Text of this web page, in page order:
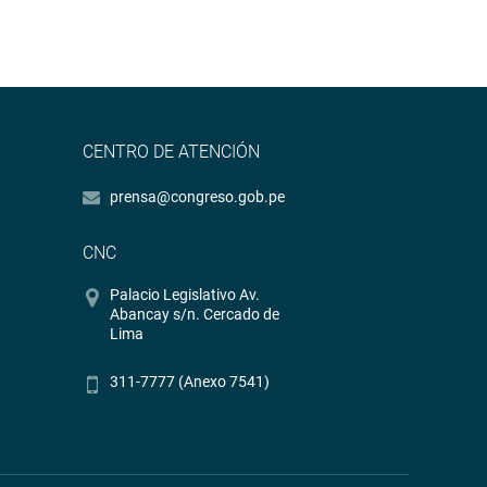
CENTRO DE ATENCIÓN
prensa@congreso.gob.pe
CNC
Palacio Legislativo Av.
Abancay s/n. Cercado de
Lima
311-7777 (Anexo 7541)